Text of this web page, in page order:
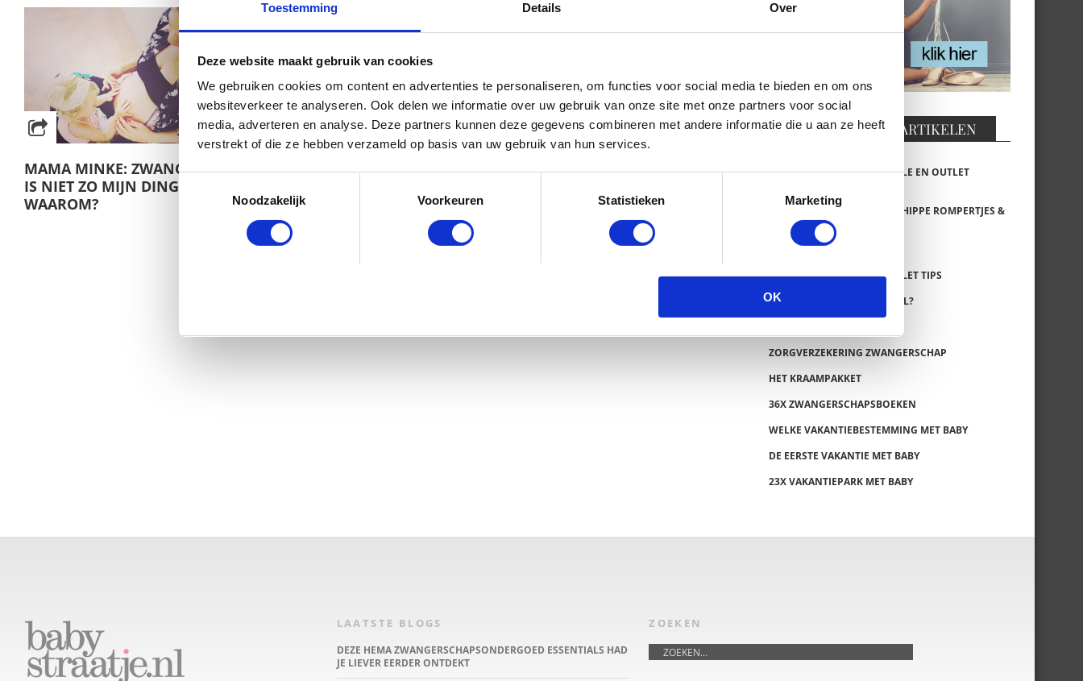
Toestemming Details Over
Deze website maakt gebruik van cookies
We gebruiken cookies om content en advertenties te personaliseren, om functies voor social media te bieden en om ons
websiteverkeer te analyseren. Ook delen we informatie over uw gebruik van onze site met onze partners voor social
media, adverteren en analyse. Deze partners kunnen deze gegevens combineren met andere informatie die u aan ze heeft
verstrekt of die ze hebben verzameld op basis van uw gebruik van hun services.
Noodzakelijk
Voorkeuren Statistieken Marketing
OK
MAMA MINKE: ZWANGER ZIJN
IS NIET ZO MIJN DING. MAAR
WAAROM?
AANGERADEN ARTIKELEN
53X BABY MERKKLEDING SALE EN OUTLET
40X BABY ROMPERS: LEUKE HIPPE ROMPERTJES &
INFO
Z8 SALE & OUTLET TIPS
TUMBLE ‘N DRY SALE & OUTLET TIPS
BABYUITZET, HEB JIJ ALLES AL?
ZORGVERZEKERING ZWANGERSCHAP
HET KRAAMPAKKET
36X ZWANGERSCHAPSBOEKEN
WELKE VAKANTIEBESTEMMING MET BABY
DE EERSTE VAKANTIE MET BABY
23X VAKANTIEPARK MET BABY
LAATSTE BLOGS
DEZE HEMA ZWANGERSCHAPSONDERGOED ESSENTIALS HAD
JE LIEVER EERDER ONTDEKT
ZOEKEN